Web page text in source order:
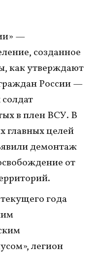
—
созданное
как утверждают
России —
в плен ВСУ. В
главных целей
демонтаж
от
года
легион